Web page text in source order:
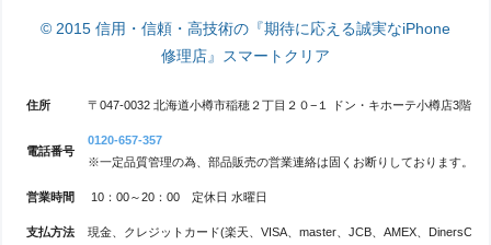
© 2015 信用・信頼・高技術の『期待に応える誠実なiPhone
修理店』スマートクリア
住所 〒047-0032 北海道小樽市稲穂２丁目２０−１ ドン・キホーテ小樽店3階
電話番号
0120-657-357
※一定品質管理の為、部品販売の営業連絡は固くお断りしております。
営業時間 10：00～20：00 定休日 水曜日
支払方法 現金、クレジットカード(楽天、VISA、master、JCB、AMEX、